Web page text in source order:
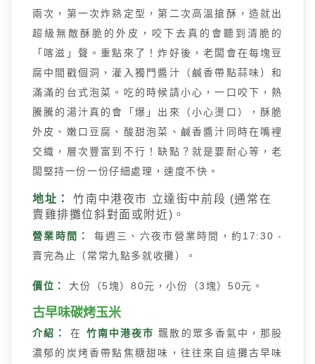
兩次，第一次炸熟定型，第二次高溫搶酥，造就出
超級無敵酥脆的外皮，咬下去真的會聽到清脆的
「喀滋」聲。重點來了！炸好後，老闆會在每塊豆
腐中間戳個洞，灌入獨門醬汁（鹹香帶點蒜味）和
滿滿的台式泡菜。吃的時候請小心，一口咬下，熱
騰騰的湯汁真的會「爆」出來（小心燙口），酥脆
外皮、嫩口豆腐、酸甜泡菜、鹹香醬汁同時在嘴裡
交織，層次豐富到不行！缺點？就是要耐心等，老
闆堅持一份一份仔細處理，速度不快。
地址：
竹南中港夜市 立達街中前段 (通常在
賣雞排攤位斜對面或附近)。
營業時間：
每週三、六夜市營業時間，約17:30 -
賣完為止（常常九點多就收攤）。
價位： 大份（5塊）80元，小份（3塊）50元。
古早味碳烤玉米
介紹： 在 竹南中港夜市 飄散的眾多香氣中，那股
濃郁的炭烤香帶點焦糖甜味，往往來自這攤古早味